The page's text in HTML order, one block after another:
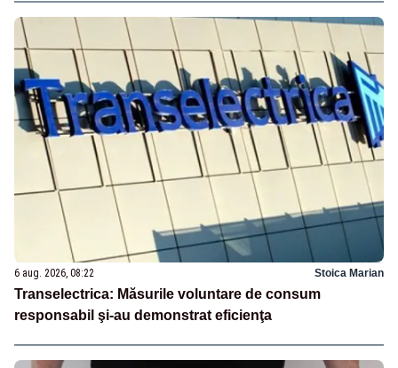
6 aug. 2026, 08:22 Stoica Marian
Transelectrica: Măsurile voluntare de consum
responsabil şi-au demonstrat eficienţa